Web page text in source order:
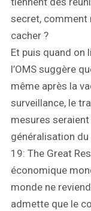
secret, comment
cacher ?
Et puis quand on
l’OMS suggère
même après la
surveillance, le
mesures
généralisation du
19: The Great
économique
monde ne
admette que le